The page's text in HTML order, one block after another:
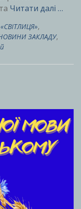
Читати далі …
,
ЗАКЛАДУ,